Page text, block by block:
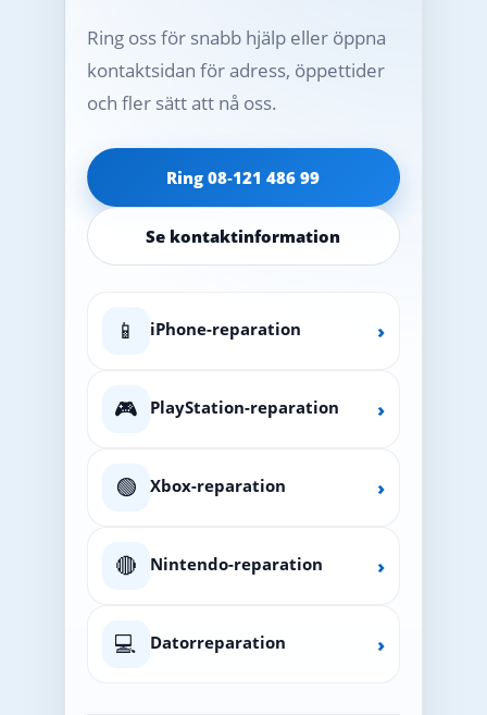
Ring oss för snabb hjälp eller öppna
kontaktsidan för adress, öppettider
och fler sätt att nå oss.
Ring 08‑121 486 99
Se kontaktinformation
📱 iPhone-reparation ›
🎮 PlayStation-reparation ›
🟢 Xbox-reparation ›
🔴 Nintendo-reparation ›
💻 Datorreparation ›